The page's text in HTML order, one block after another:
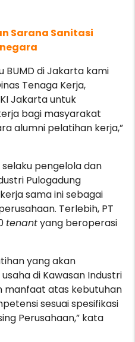
Sarana Sanitasi
BUMD di Jakarta kami
Tenaga Kerja,
Jakarta untuk
bagi masyarakat
alumni pelatihan kerja,”
selaku pengelola dan
Pulogadung
sama ini sebagai
Terlebih, PT
tenantyang beroperasi
yang akan
di Kawasan Industri
manfaat atas kebutuhan
sesuai spesifikasi
Perusahaan,” kata